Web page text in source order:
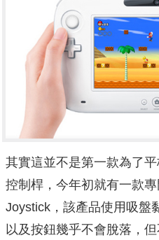
其實這並不是第一款為了
控制桿，今年初就有一款
Joystick，該產品使用吸盤
以及按鈕幾乎不會脫落，